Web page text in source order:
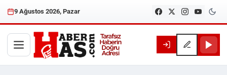
9 Ağustos 2026, Pazar